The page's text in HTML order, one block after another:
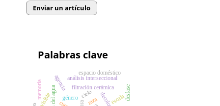
Enviar un artículo
Palabras clave
género
filtración cerámica
agenciaanálisis interseccional
raza
cielo
invisible escala
memoria
espacio doméstico
desfase